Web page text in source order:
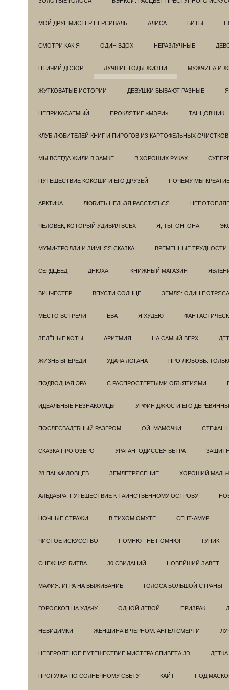
МОЙ ДРУГ МИСТЕР ПЕРСИВАЛЬ АЛИСА БИТЫ
СМОТРИ КАК Я ОДИН ВДОХ НЕРАЗЛУЧНЫЕ
ПТИЧИЙ ДОЗОР ЛУЧШИЕ ГОДЫ ЖИЗНИ МУЖЧИНА И
ЖУТКОВАТЫЕ ИСТОРИИ ДЕВУШКИ БЫВАЮТ РАЗНЫЕ
НЕПРИКАСАЕМЫЙ ПРОКЛЯТИЕ «МЭРИ» ТАНЦОВЩИК
КЛУБ ЛЮБИТЕЛЕЙ КНИГ И ПИРОГОВ ИЗ КАРТОФЕЛЬНЫХ ОЧИСТКОВ
МЫ ВСЕГДА ЖИЛИ В ЗАМКЕ В ХОРОШИХ РУКАХ
ПУТЕШЕСТВИЕ КОКОШИ И ЕГО ДРУЗЕЙ ПОЧЕМУ МЫ
АРКТИКА ЛЮБИТЬ НЕЛЬЗЯ РАССТАТЬСЯ
ЧЕЛОВЕК, КОТОРЫЙ УДИВИЛ ВСЕХ Я, ТЫ, ОН, ОНА
МУМИ-ТРОЛЛИ И ЗИМНЯЯ СКАЗКА ВРЕМЕННЫЕ ТРУДНОСТИ
СЕРДЦЕЕД ДНЮХА! КНИЖНЫЙ МАГАЗИН
ВИНЧЕСТЕР ВПУСТИ СОЛНЦЕ ЗЕМЛЯ: ОДИН
МЕСТО ВСТРЕЧИ ЕВА Я ХУДЕЮ
ЗЕЛЁНЫЕ КОТЫ АРИТМИЯ НА САМЫЙ ВЕРХ
ЖИЗНЬ ВПЕРЕДИ УДАЧА ЛОГАНА ПРО ЛЮБОВЬ.
ПОДВОДНАЯ ЭРА С РАСПРОСТЕРТЫМИ ОБЪЯТИЯМИ
ИДЕАЛЬНЫЕ НЕЗНАКОМЦЫ УРФИН ДЖЮС И ЕГО
ПОСЛЕСВАДЕБНЫЙ РАЗГРОМ ОЙ, МАМОЧКИ СТЕФАН
СКАЗКА ПРО ОЗЕРО УРАГАН: ОДИССЕЯ ВЕТРА
28 ПАНФИЛОВЦЕВ ЗЕМЛЕТРЯСЕНИЕ ХОРОШИЙ
АЛЬДАБРА. ПУТЕШЕСТВИЕ К ТАИНСТВЕННОМУ ОСТРОВУ
НОЧНЫЕ СТРАЖИ В ТИХОМ ОМУТЕ СЕНТ-АМУР
ЧИСТОЕ ИСКУССТВО ПОМНЮ - НЕ ПОМНЮ! ТУПИК
СНЕЖНАЯ БИТВА 30 СВИДАНИЙ НОВЕЙШИЙ ЗАВЕТ
МАФИЯ: ИГРА НА ВЫЖИВАНИЕ ГОЛОСА БОЛЬШОЙ СТРАНЫ
ГОРОСКОП НА УДАЧУ ОДНОЙ ЛЕВОЙ ПРИЗРАК
НЕВИДИМКИ ЖЕНЩИНА В ЧЁРНОМ: АНГЕЛ СМЕРТИ
НЕВЕРОЯТНОЕ ПУТЕШЕСТВИЕ МИСТЕРА СПИВЕТА 3D ДЕТКА
ПРОГУЛКА ПО СОЛНЕЧНОМУ СВЕТУ КАЙТ ПОД